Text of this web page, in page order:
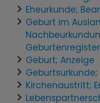
Eheurkunde;
Geburt im
Geburtenregister
Geburt; Anzeige
Kirchenaustritt;